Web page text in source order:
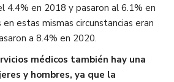
4.4% en 2018 y pasaron al 6.1% en
estas mismas circunstancias eran
a 8.4% en 2020.
médicos también hay una
y hombres, ya que la